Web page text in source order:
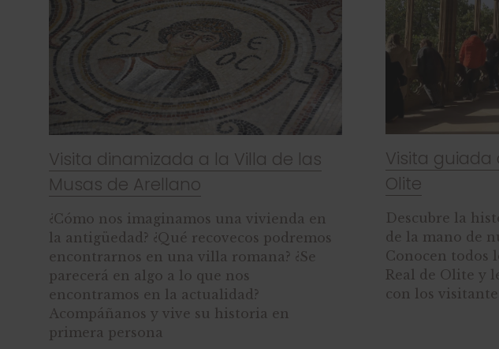
Visita dinamizada a la Villa de las
Musas de Arellano
¿Cómo nos imaginamos una vivienda en
la antigüedad? ¿Qué recovecos podremos
encontrarnos en una villa romana? ¿Se
parecerá en algo a lo que nos
encontramos en la actualidad?
Acompáñanos y vive su historia en
primera persona
Visita guiada
Olite
Descubre la
de la mano de
Conocen todos
Real de Olite y
con los